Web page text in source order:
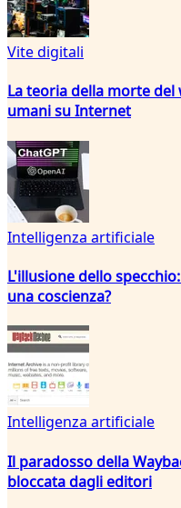
Vite digitali
La teoria della morte
umani su Internet
Intelligenza artificiale
L'illusione dello
una coscienza?
Intelligenza artificiale
Il paradosso della
bloccata dagli editori